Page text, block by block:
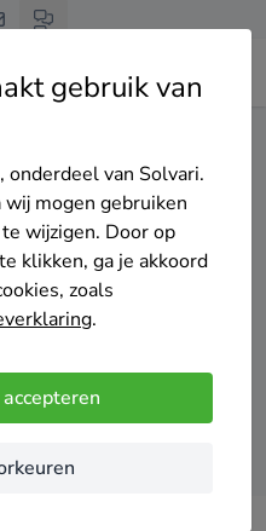
gebruik van
van Solvari.
mogen gebruiken
wijzigen. Door op
klikken, ga je akkoord
zoals
.